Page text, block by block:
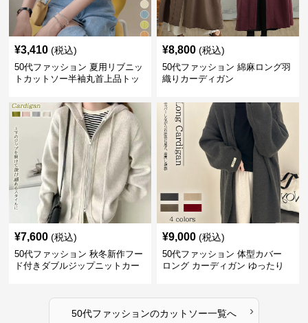
¥3,410 (税込)
50代ファッション 夏用リブニッ
トカットソー半袖丸首上品トッ
¥8,800 (税込)
50代ファッション 綿麻ロング羽
織りカーディガン
¥7,600 (税込)
50代ファッション 秋冬新作フー
ド付きダブルジップニットカー
¥9,000 (税込)
50代ファッション 体型カバー
ロング カーディガン ゆったり
50代ファッションのカットソー一覧へ ›